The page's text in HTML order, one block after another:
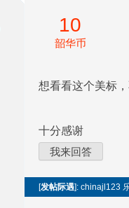
10
韶华币
想看看这个美标
十分感谢
我来回答
[发帖际遇]: chinajl123